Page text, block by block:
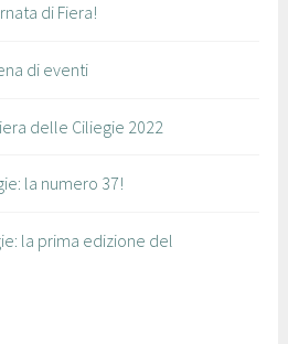
di Fiera!
di eventi
delle Ciliegie 2022
la numero 37!
la prima edizione del